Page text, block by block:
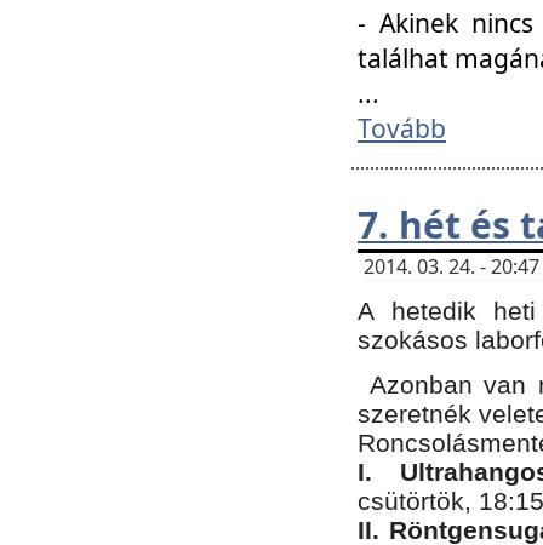
- Akinek
találhat
...
Tovább
7. hét és
2014. 03. 24. -
A hetedik
szokásos
Azonban van
szeretnék
I.
csütörtök,
II.